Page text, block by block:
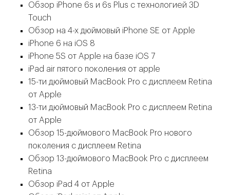
Обзор iPhone 6s и 6s Plus с технологией 3D
Touch
Обзор на 4-х дюймовый iPhone SE от Apple
iPhone 6 на iOS 8
iPhone 5S от Apple на базе iOS 7
iPad air пятого поколения от apple
15-ти дюймовый MacBook Pro с дисплеем Retina
от Apple
13-ти дюймовый MacBook Pro с дисплеем Retina
от Apple
Обзор 15-дюймового MacBook Pro нового
поколения с дисплеем Retina
Обзор 13-дюймового MacBook Pro с дисплеем
Retina
Обзор iPad 4 от Apple